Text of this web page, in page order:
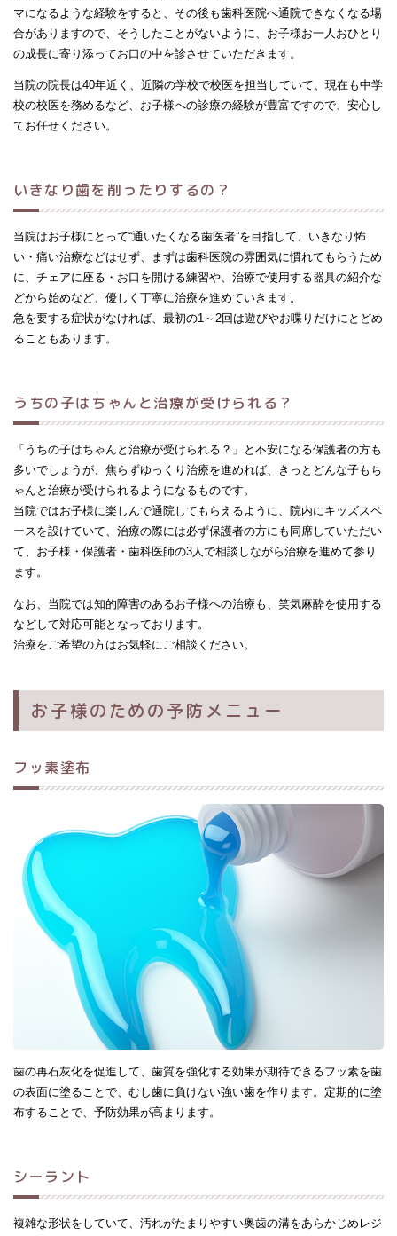
マになるような経験をすると、その後も歯科医院へ通院できなくなる場
合がありますので、そうしたことがないように、お子様お一人おひとり
の成長に寄り添ってお口の中を診させていただきます。
当院の院長は40年近く、近隣の学校で校医を担当していて、現在も中学
校の校医を務めるなど、お子様への診療の経験が豊富ですので、安心し
てお任せください。
いきなり歯を削ったりするの？
当院はお子様にとって“通いたくなる歯医者”を目指して、いきなり怖
い・痛い治療などはせず、まずは歯科医院の雰囲気に慣れてもらうため
に、チェアに座る・お口を開ける練習や、治療で使用する器具の紹介な
どから始めなど、優しく丁寧に治療を進めていきます。
急を要する症状がなければ、最初の1～2回は遊びやお喋りだけにとどめ
ることもあります。
うちの子はちゃんと治療が受けられる？
「うちの子はちゃんと治療が受けられる？」と不安になる保護者の方も
多いでしょうが、焦らずゆっくり治療を進めれば、きっとどんな子もち
ゃんと治療が受けられるようになるものです。
当院ではお子様に楽しんで通院してもらえるように、院内にキッズスペ
ースを設けていて、治療の際には必ず保護者の方にも同席していただい
て、お子様・保護者・歯科医師の3人で相談しながら治療を進めて参り
ます。
なお、当院では知的障害のあるお子様への治療も、笑気麻酔を使用する
などして対応可能となっております。
治療をご希望の方はお気軽にご相談ください。
お子様のための予防メニュー
フッ素塗布
歯の再石灰化を促進して、歯質を強化する効果が期待できるフッ素を歯
の表面に塗ることで、むし歯に負けない強い歯を作ります。定期的に塗
布することで、予防効果が高まります。
シーラント
複雑な形状をしていて、汚れがたまりやすい奥歯の溝をあらかじめレジ